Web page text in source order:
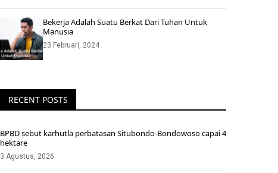
Bekerja Adalah Suatu Berkat Dari Tuhan Untuk
Manusia
23 Februari, 2024
RECENT POSTS
BPBD sebut karhutla perbatasan Situbondo-Bondowoso capai 4
hektare
3 Agustus, 2026